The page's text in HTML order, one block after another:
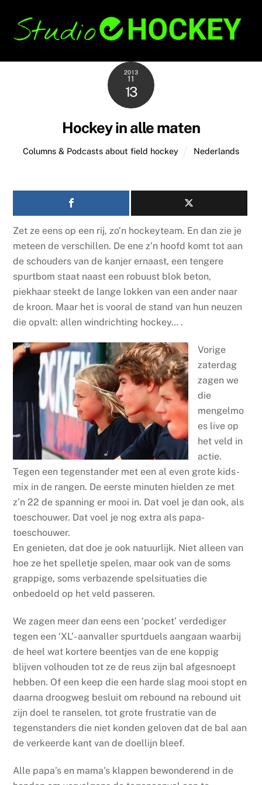
content
2013
11
13
Hockey in alle maten
Columns & Podcasts about field hockey Nederlands
Zet ze eens op een rij, zo’n hockeyteam. En dan zie je
meteen de verschillen. De ene z’n hoofd komt tot aan
de schouders van de kanjer ernaast, een tengere
spurtbom staat naast een robuust blok beton,
piekhaar steekt de lange lokken van een ander naar
de kroon. Maar het is vooral de stand van hun neuzen
die opvalt: allen windrichting hockey… .
Vorige
zaterdag
zagen we
die
mengelmo
es live op
het veld in
actie.
Tegen een tegenstander met een al even grote kids-
mix in de rangen. De eerste minuten hielden ze met
z’n 22 de spanning er mooi in. Dat voel je dan ook, als
toeschouwer. Dat voel je nog extra als papa-
toeschouwer.
En genieten, dat doe je ook natuurlijk. Niet alleen van
hoe ze het spelletje spelen, maar ook van de soms
grappige, soms verbazende spelsituaties die
onbedoeld op het veld passeren.
We zagen meer dan eens een ‘pocket’ verdediger
tegen een ‘XL’- aanvaller spurtduels aangaan waarbij
de heel wat kortere beentjes van de ene koppig
blijven volhouden tot ze de reus zijn bal afgesnoept
hebben. Of een keep die een harde slag mooi stopt en
daarna droogweg besluit om rebound na rebound uit
zijn doel te ranselen, tot grote frustratie van de
tegenstanders die niet konden geloven dat de bal aan
de verkeerde kant van de doellijn bleef.
Alle papa’s en mama’s klappen bewonderend in de
To
Top